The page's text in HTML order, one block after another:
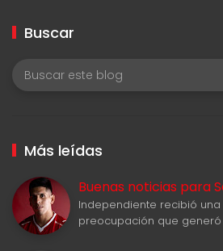
Buscar
Más leídas
Buenas noticias para
Independiente recibió
preocupación que generó